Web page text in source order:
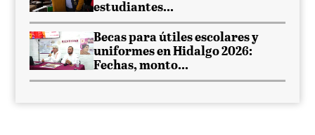
estudiantes...
Becas para útiles escolares y
uniformes en Hidalgo 2026:
Fechas, monto...